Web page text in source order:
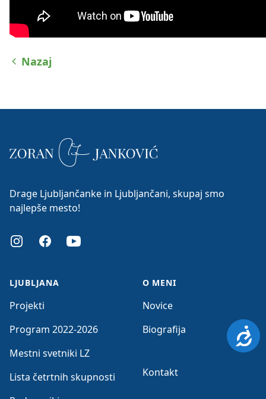
Nazaj
Drage Ljubljančanke in Ljubljančani, skupaj smo
najlepše mesto!
InstagramFacebookYoutube
LJUBLJANA
Projekti
Program 2022-2026
Mestni svetniki LZ
Lista četrtnih skupnosti
O MENI
Novice
Biografija
Kontakt